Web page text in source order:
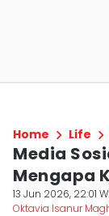
Home Life
Media
Mengapa
13 Jun 2026, 22:01
Oktavia Isanur